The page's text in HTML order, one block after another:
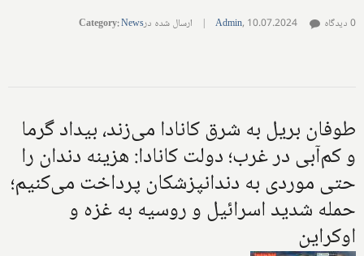
Admin, 10.07.2024
| ارسال شده در Category:News 0 دیدگاه
طوفان بریل به شرق کانادا می‌زند، بیداد گرما
و کم‌آبی در غرب؛ دولت کانادا: هزینه دندان را
حتی موردی به دندانپزشکان پرداخت می‌کنیم؛
حمله شدید اسرائیل و روسیه به غزه و
اوکراین